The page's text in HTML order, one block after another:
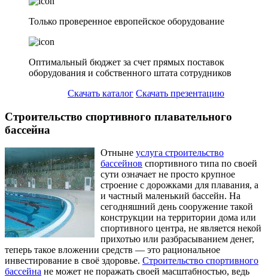
Только проверенное европейское оборудование
Оптимальный бюджет за счет прямых поставок
оборудования и собственного штата сотрудников
Скачать каталог Скачать презентацию
Строительство спортивного плавательного
бассейна
Отныне услуга строительство
бассейнов спортивного типа по своей
сути означает не просто крупное
строение с дорожками для плавания, а
и частный маленький бассейн. На
сегодняшний день сооружение такой
конструкции на территории дома или
спортивного центра, не является некой
прихотью или разбрасыванием денег,
теперь такое вложении средств — это рациональное
инвестирование в своё здоровье. Строительство спортивного
бассейна не может не поражать своей масштабностью, ведь